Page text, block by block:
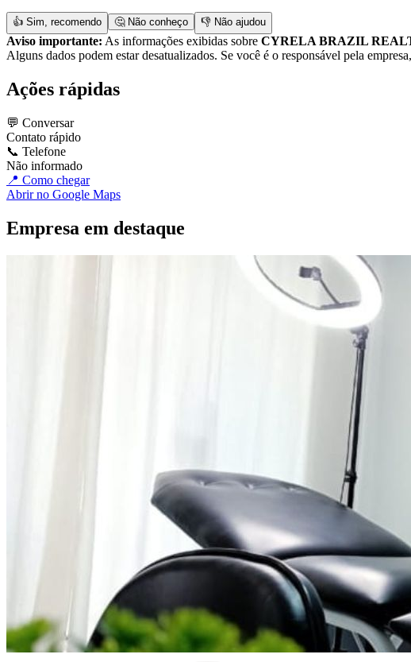
👍 Sim, recomendo 🤔 Não conheço 👎 Não ajudou
Aviso importante: As informações exibidas sobre CYRELA BRAZIL
Alguns dados podem estar desatualizados. Se você é o responsável pela
Ações rápidas
💬 Conversar
Contato rápido
📞 Telefone
Não informado
📍 Como chegar
Abrir no Google Maps
Empresa em destaque